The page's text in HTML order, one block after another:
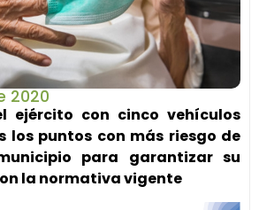
2020
ejército con cinco vehículos
los puntos con más riesgo de
para garantizar su
la normativa vigente